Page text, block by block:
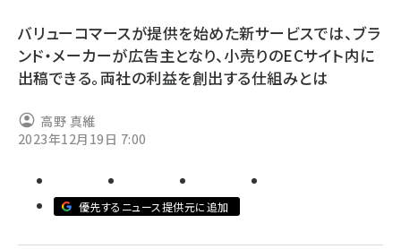
楽天 (1871)
ecbeing (1207)
アスクル (1119)
base (1074)
ビィ・フォアード (773)
revico (739)
バリューコマースが提供を始めた新サービスでは、ブラ
ンド・メーカーが広告主となり、小売りのECサイト内に
出稿できる。両社の利益を創出する仕組みとは
高野 真維
2023年12月19日 7:00
優先するニュース提供元に追加